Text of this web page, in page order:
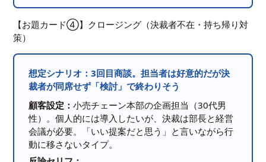
【お題カード④】クロージング（決裁者不在・持ち帰り対
策）
想定シナリオ：3回目商談。担当者は好意的だが決
裁者が同席せず「検討」で終わりそう
顧客設定：小売チェーン本部の企画担当（30代男
性）。個人的には導入したいが、決裁は部長と経営
会議が必要。「いい提案だと思う」と言いながら行
動に移さないタイプ。